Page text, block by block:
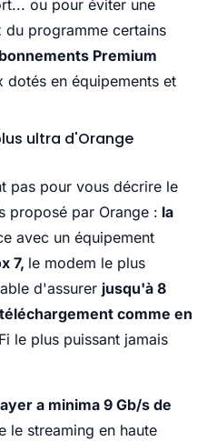
ou pour éviter une
du programme certains
Premium
dotés en équipements et
ultra d'Orange
pas pour vous décrire le
proposé par Orange : la
avec un équipement
7, le modem le plus
d'assurer jusqu'à 8
comme en
le plus puissant jamais
a minima 9 Gb/s de
le streaming en haute